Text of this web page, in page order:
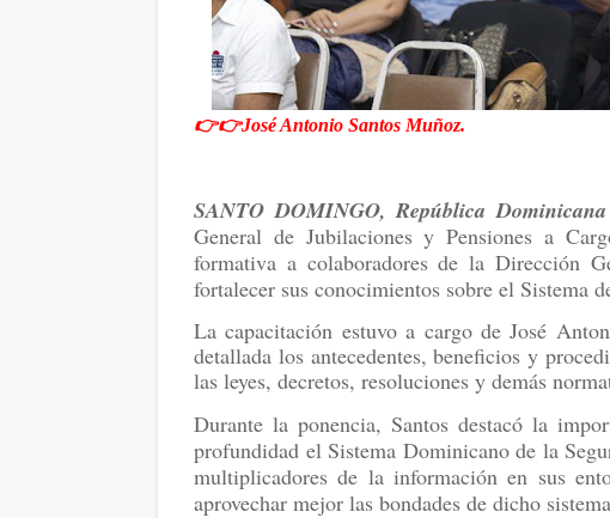
👉👉José Antonio Santos Muñoz.
SANTO DOMINGO, República
General de Jubilaciones y Pensiones a
formativa a colaboradores de la Dirección
fortalecer sus conocimientos sobre el Sistema
La capacitación estuvo a cargo de José
detallada los antecedentes, beneficios y
las leyes, decretos, resoluciones y demás
Durante la ponencia, Santos destacó la
profundidad el Sistema Dominicano de la
multiplicadores de la información en sus
aprovechar mejor las bondades de dicho